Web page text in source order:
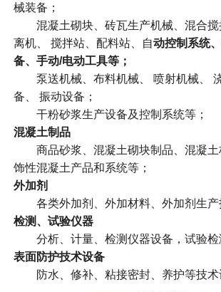
械装备；
混凝土砌块、砖瓦生产机械、混合搅
离机、 搅拌站、配料站、自动控制系统
备、手动/电动工具等；
泵送机械、布料机械、 喷射机械、
备、 振动设备；
干粉砂浆生产设备及控制系统等；
混凝土制品
商品砂浆、混凝土砌块制品、混凝土
饰性混凝土产品和系统等；
外加剂
各类外加剂、外加材料、外加剂生产
检测、试验仪器
分析、计量、检测仪器设备，试验检
表面防护技术设备
防水、修补、粘接密封、养护等技术